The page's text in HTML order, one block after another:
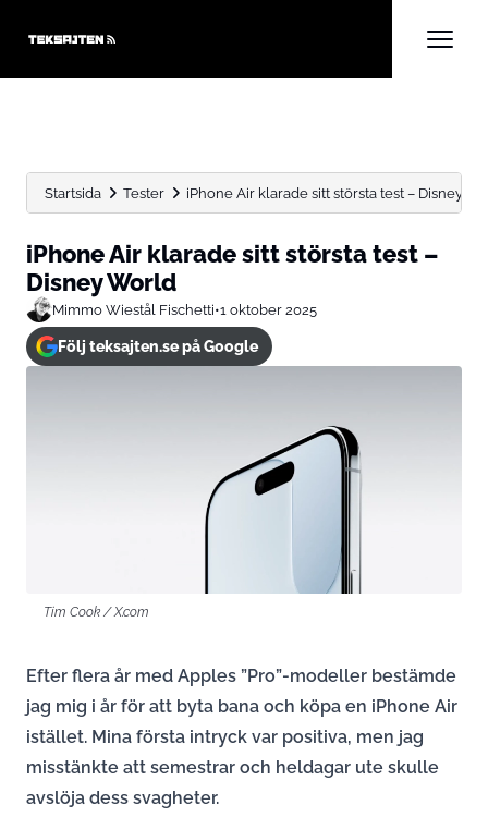
Startsida Tester iPhone Air klarade sitt största test – Disney
iPhone Air klarade sitt största test –
Disney World
Mimmo Wiestål Fischetti•1 oktober 2025
Följ teksajten.se på Google
Tim Cook / X.com
Efter flera år med Apples ”Pro”-modeller bestämde
jag mig i år för att byta bana och köpa en iPhone Air
istället. Mina första intryck var positiva, men jag
misstänkte att semestrar och heldagar ute skulle
avslöja dess svagheter.